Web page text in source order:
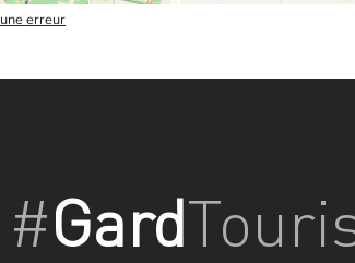
erreur
#Gard